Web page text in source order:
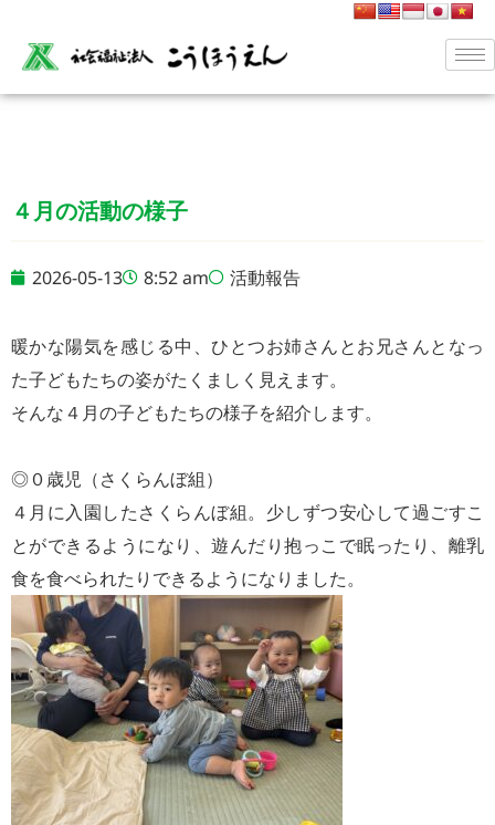
４月の活動の様子
2026-05-13 8:52 am 活動報告
暖かな陽気を感じる中、ひとつお姉さんとお兄さんとなっ
た子どもたちの姿がたくましく見えます。
そんな４月の子どもたちの様子を紹介します。
◎０歳児（さくらんぼ組）
４月に入園したさくらんぼ組。少しずつ安心して過ごすこ
とができるようになり、遊んだり抱っこで眠ったり、離乳
食を食べられたりできるようになりました。